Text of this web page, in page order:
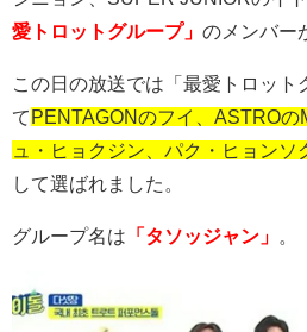
愛トロットグループ」 のメンバー
この日の放送では「最愛トロット
てPENTAGONのフイ、ASTROの
ュ・ヒョクジン、パク・ヒョンソ
して選ばれました。
グループ名は 「タソッジャン」